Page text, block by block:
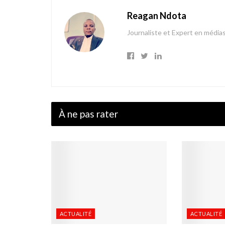
Reagan Ndota
Journaliste et Expert en médias
À ne pas rater
ACTUALITÉ ACTUALITÉ